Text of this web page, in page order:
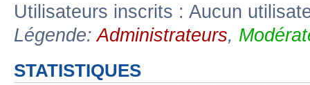
Utilisateurs inscrits : Aucun
Légende:Administrateurs,
STATISTIQUES